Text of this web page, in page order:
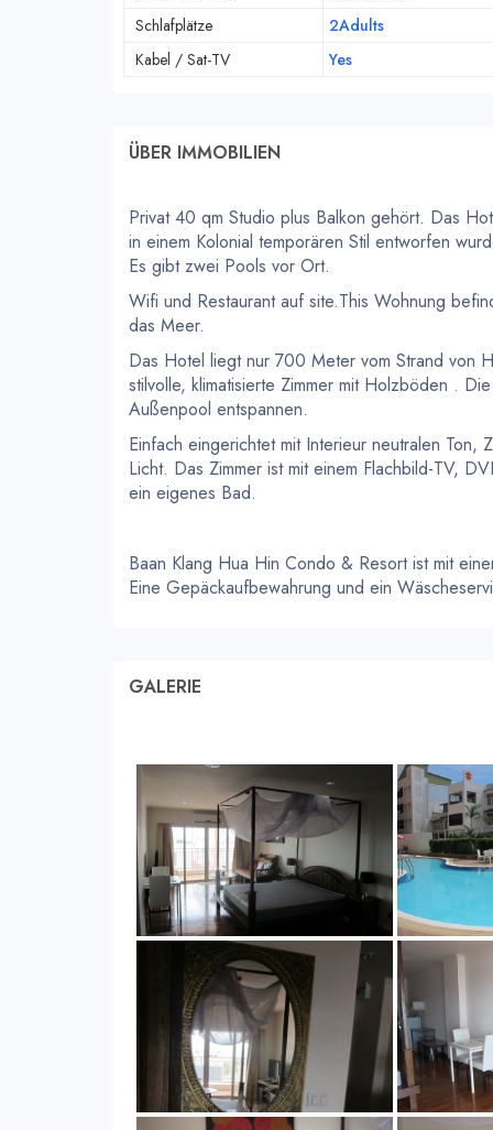
Schlafplätze
2Adults
Kabel / Sat-TV
Yes
ÜBER IMMOBILIEN
Privat 40 qm Studio plus Balkon gehört. Das
in einem Kolonial temporären Stil entworfen
Es gibt zwei Pools vor Ort.
Wifi und Restaurant auf site.This Wohnung
das Meer.
Das Hotel liegt nur 700 Meter vom Strand von
stilvolle, klimatisierte Zimmer mit Holzböden .
Außenpool entspannen.
Einfach eingerichtet mit Interieur neutralen Ton,
Licht. Das Zimmer ist mit einem Flachbild-TV,
ein eigenes Bad.
Baan Klang Hua Hin Condo & Resort ist mit
Eine Gepäckaufbewahrung und ein
GALERIE